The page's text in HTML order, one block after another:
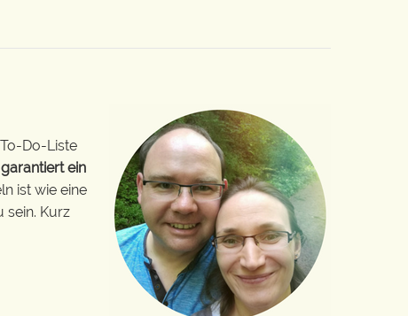
Do-Liste
ein
ist wie eine
sein. Kurz